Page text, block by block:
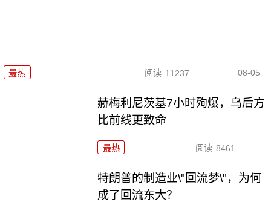
最热 阅读 11237 08-05
赫梅利尼茨基7小时殉爆，乌后方
比前线更致命
最热 阅读 8461
特朗普的制造业\"回流梦\"，为何
成了回流东大？